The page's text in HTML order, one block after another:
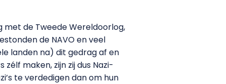
met de Tweede Wereldoorlog,
de NAVO en veel
landen na) dit gedrag af en
maken, zijn zij dus Nazi-
te verdedigen dan om hun